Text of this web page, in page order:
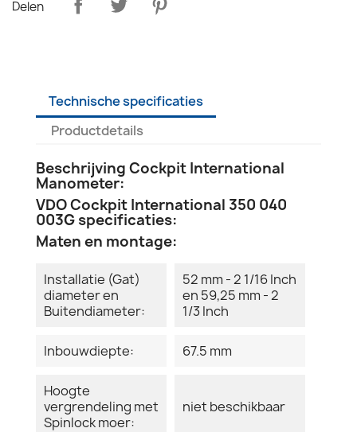
Delen
Technische specificaties
Productdetails
Beschrijving Cockpit International
Manometer:
VDO Cockpit International 350 040
003G specificaties:
Maten en montage:
Installatie (Gat)
diameter en
Buitendiameter:
52 mm - 2 1/16 Inch
en 59,25 mm - 2
1/3 Inch
Inbouwdiepte: 67.5 mm
Hoogte
vergrendeling met
Spinlock moer:
niet beschikbaar